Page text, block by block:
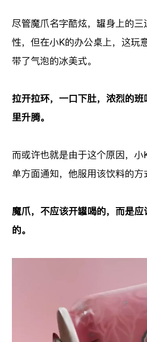
尽管魔爪名字酷炫，罐身上的
性，但在小K的办公桌上，这玩
带了气泡的冰美式。
拉开拉环，一口下肚，浓烈的班
里升腾。
而或许也就是由于这个原因，小
单方面通知，他服用该饮料的方
魔爪，不应该开罐喝的，而是
的。